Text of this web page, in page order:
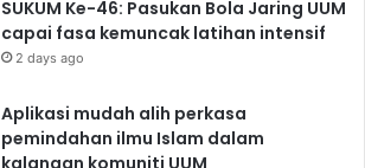
SUKUM Ke-46: Pasukan Bola Jaring UUM
capai fasa kemuncak latihan intensif
2 days ago
Aplikasi mudah alih perkasa
pemindahan ilmu Islam dalam
kalangan komuniti UUM